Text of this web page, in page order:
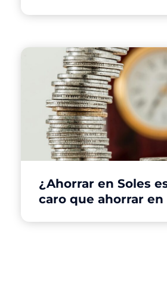
¿Ahorrar en Soles
caro que ahorrar en